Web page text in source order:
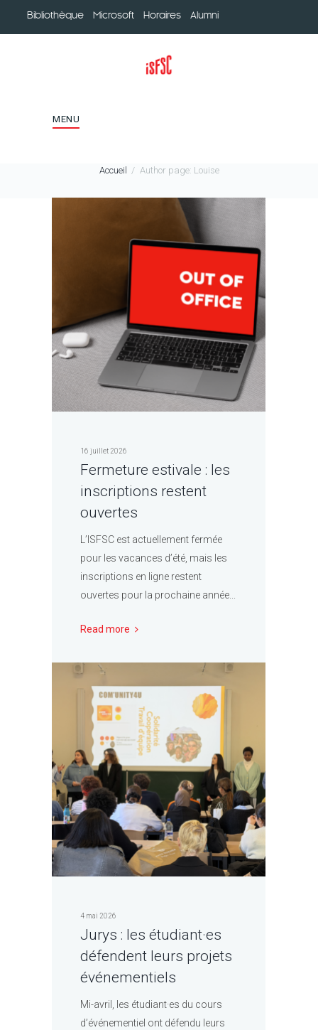
Bibliothèque Microsoft Horaires Alumni
MENU
Accueil Author page: Louise
16 juillet 2026
Fermeture estivale : les
inscriptions restent
ouvertes
L’ISFSC est actuellement fermée
pour les vacances d’été, mais les
inscriptions en ligne restent
ouvertes pour la prochaine année...
Read more
4 mai 2026
Jurys : les étudiant·es
défendent leurs projets
événementiels
Mi-avril, les étudiant·es du cours
d’événementiel ont défendu leurs